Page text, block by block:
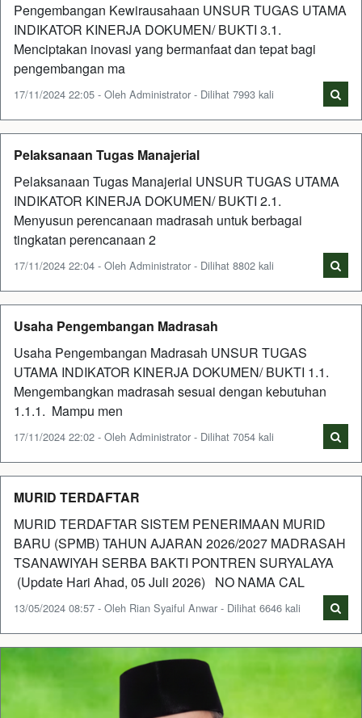
Pengembangan Kewirausahaan UNSUR TUGAS UTAMA
INDIKATOR KINERJA DOKUMEN/ BUKTI 3.1.
Menciptakan inovasi yang bermanfaat dan tepat bagi
pengembangan ma
17/11/2024 22:05 - Oleh Administrator - Dilihat 7993 kali
Pelaksanaan Tugas Manajerial
Pelaksanaan Tugas Manajerial UNSUR TUGAS UTAMA
INDIKATOR KINERJA DOKUMEN/ BUKTI 2.1.
Menyusun perencanaan madrasah untuk berbagai
tingkatan perencanaan 2
17/11/2024 22:04 - Oleh Administrator - Dilihat 8802 kali
Usaha Pengembangan Madrasah
Usaha Pengembangan Madrasah UNSUR TUGAS
UTAMA INDIKATOR KINERJA DOKUMEN/ BUKTI 1.1.
Mengembangkan madrasah sesuai dengan kebutuhan
1.1.1. Mampu men
17/11/2024 22:02 - Oleh Administrator - Dilihat 7054 kali
MURID TERDAFTAR
MURID TERDAFTAR SISTEM PENERIMAAN MURID
BARU (SPMB) TAHUN AJARAN 2026/2027 MADRASAH
TSANAWIYAH SERBA BAKTI PONTREN SURYALAYA
(Update Hari Ahad, 05 Juli 2026) NO NAMA CAL
13/05/2024 08:57 - Oleh Rian Syaiful Anwar - Dilihat 6646 kali